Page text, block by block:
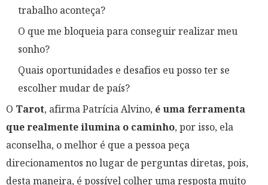
trabalho aconteça?
O que me bloqueia para conseguir realizar meu
sonho?
Quais oportunidades e desafios eu posso ter se
escolher mudar de país?
O Tarot, afirma Patrícia Alvino, é uma ferramenta
que realmente ilumina o caminho, por isso, ela
aconselha, o melhor é que a pessoa peça
direcionamentos no lugar de perguntas diretas, pois,
desta maneira, é possível colher uma resposta muito